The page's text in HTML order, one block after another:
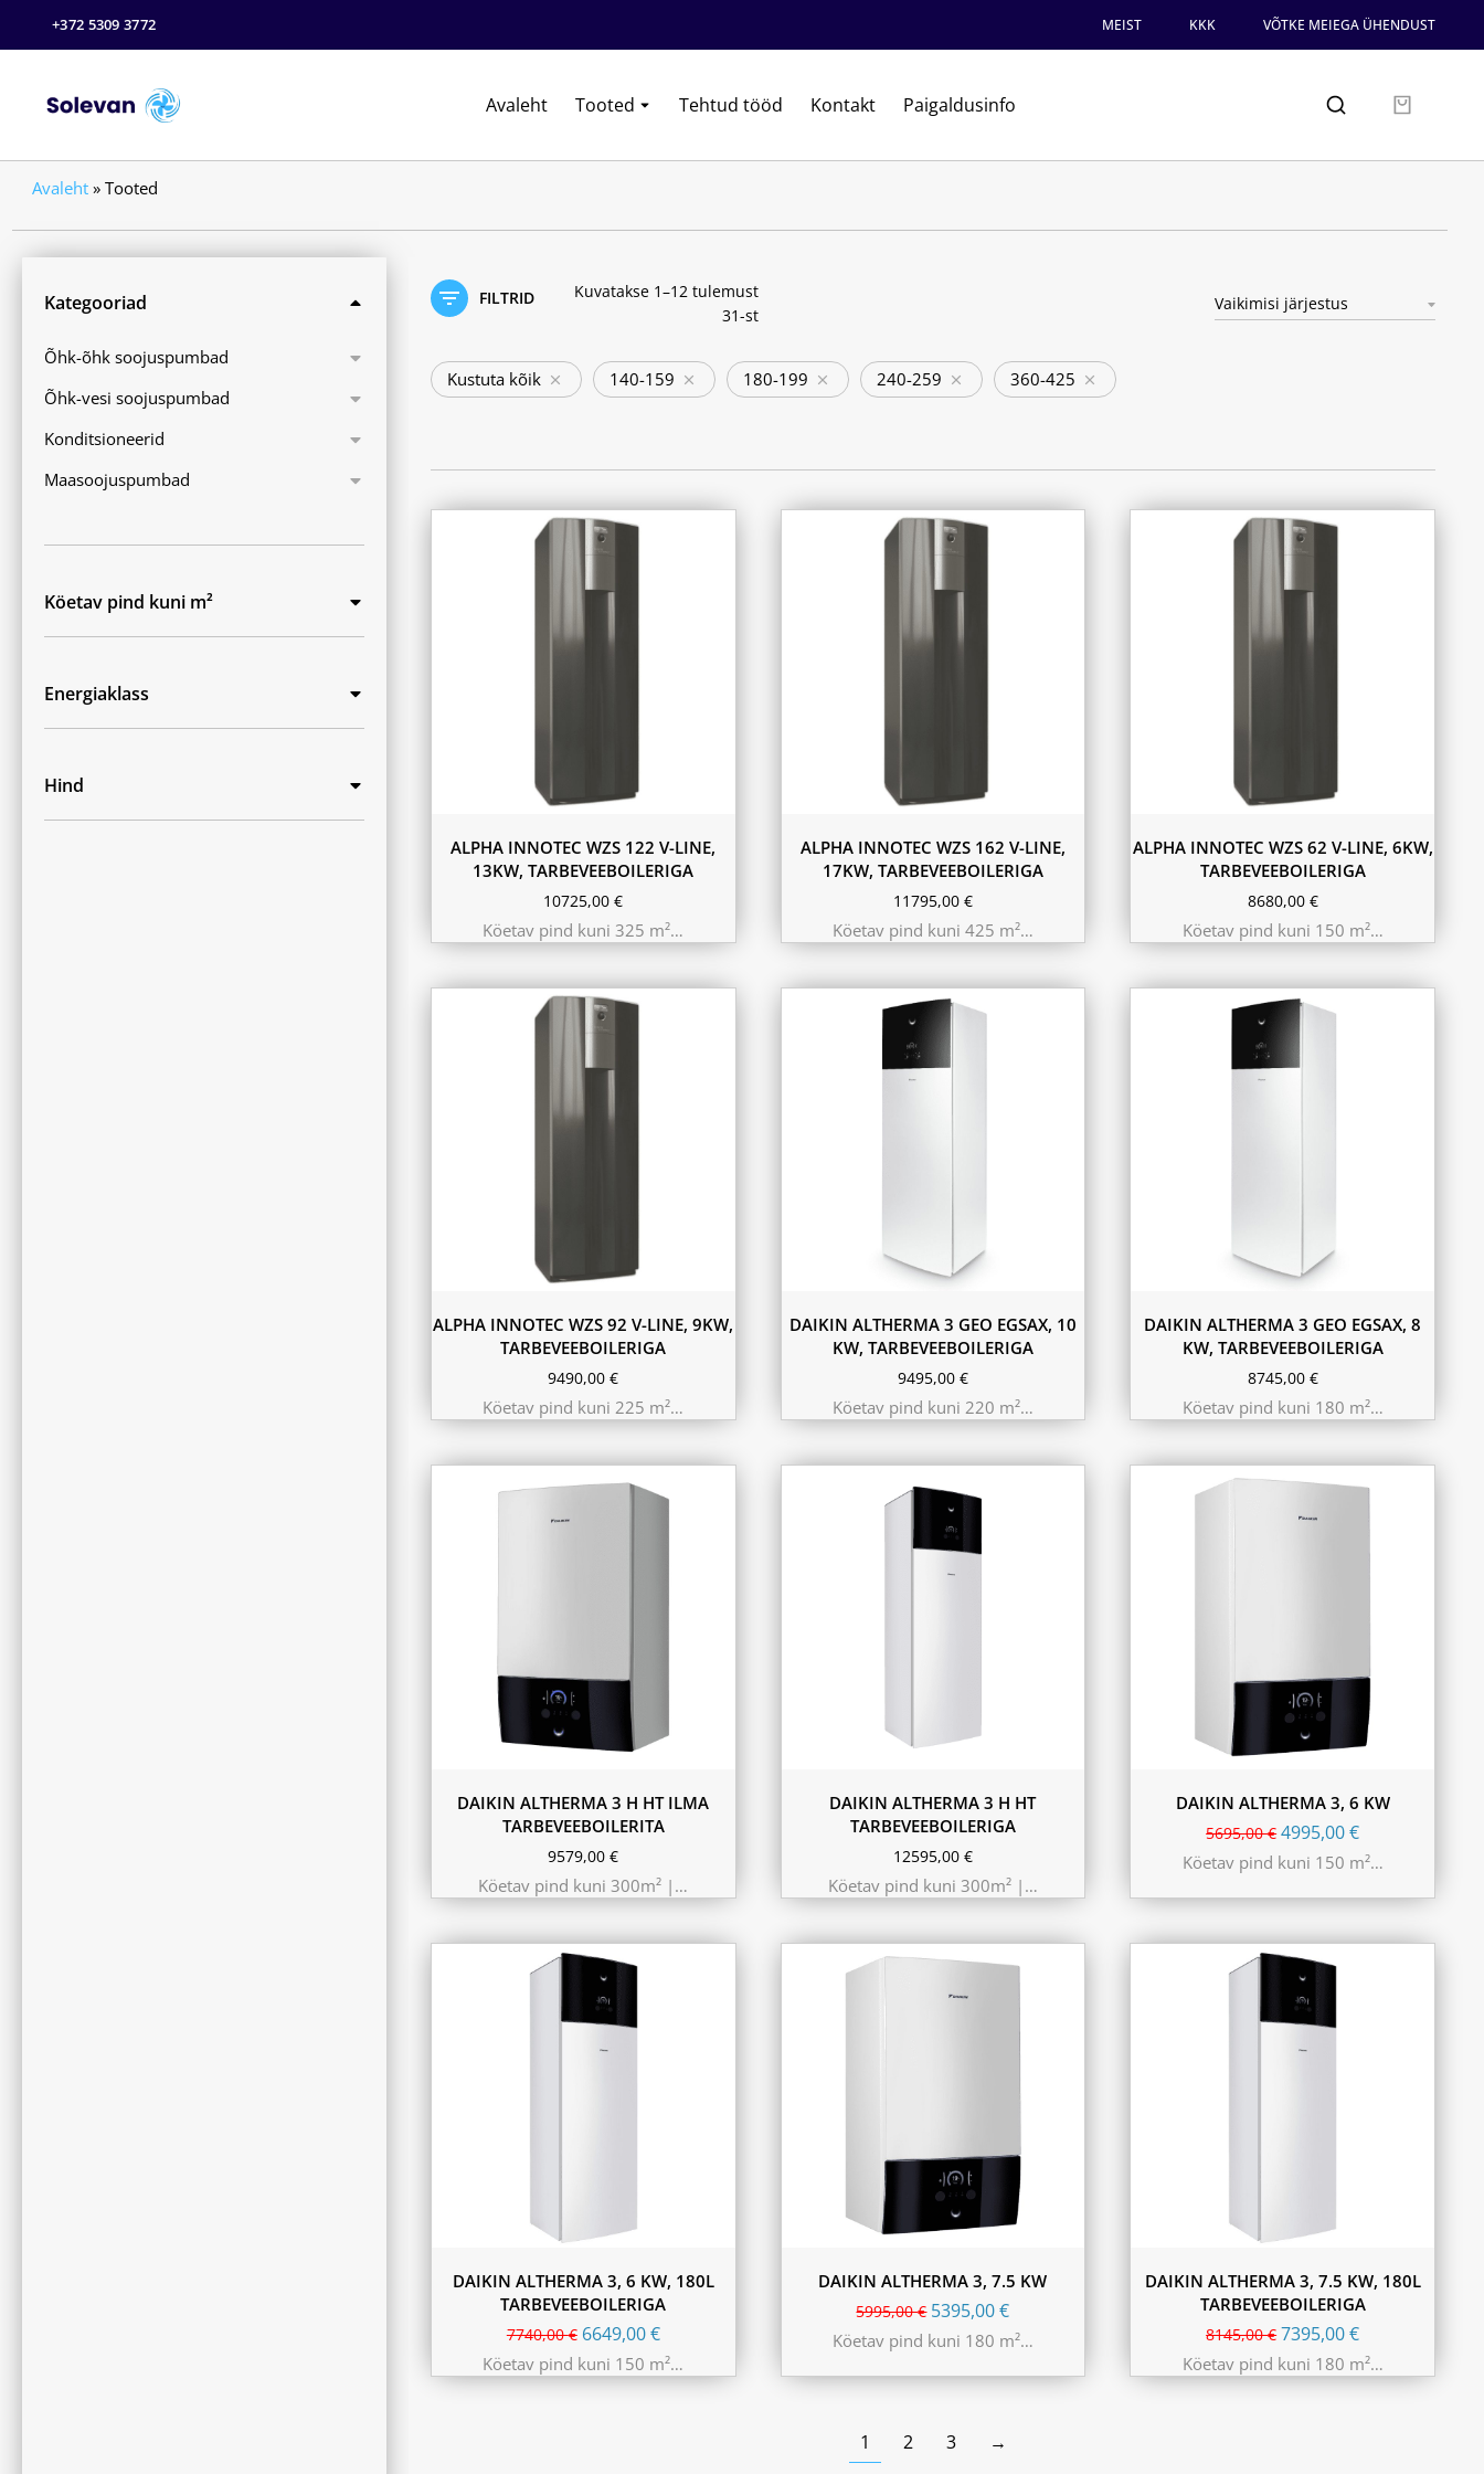
+372 5309 3772 MEIST KKK VÕTKE MEIEGA ÜHENDUST
Avaleht Tooted Tehtud tööd Kontakt Paigaldusinfo
Avaleht » Tooted
Kategooriad
Õhk-õhk soojuspumbad
Õhk-vesi soojuspumbad
Konditsioneerid
Maasoojuspumbad
Köetav pind kuni m²
Energiaklass
Hind
FILTRID
Kuvatakse 1–12 tulemust
31-st
Kustuta kõik 140-159 180-199 240-259 360-425
ALPHA INNOTEC WZS 122 V-LINE,
13KW, TARBEVEEBOILERIGA
10725,00€
Köetav pind kuni 325 m²…
ALPHA INNOTEC WZS 162 V-LINE,
17KW, TARBEVEEBOILERIGA
11795,00 €
Köetav pind kuni 425 m²…
ALPHA INNOTEC WZS 62 V-LINE, 6KW,
TARBEVEEBOILERIGA
8680,00 €
Köetav pind kuni 150 m²…
ALPHA INNOTEC WZS 92 V-LINE, 9KW,
TARBEVEEBOILERIGA
9490,00€
Köetav pind kuni 225 m²…
DAIKIN ALTHERMA 3 GEO EGSAX, 10
KW, TARBEVEEBOILERIGA
9495,00 €
Köetav pind kuni 220 m²…
DAIKIN ALTHERMA 3 GEO EGSAX, 8
KW, TARBEVEEBOILERIGA
8745,00 €
Köetav pind kuni 180 m²…
11.6 kW 300m²
10.44 kW 260m²
9.75 kW 220m²
DAIKIN ALTHERMA 3 H HT ILMA
TARBEVEEBOILERITA
9579,00€
Köetav pind kuni 300m² |…
DAIKIN ALTHERMA 3 H HT
TARBEVEEBOILERIGA
12595,00 €
Köetav pind kuni 300m² |…
DAIKIN ALTHERMA 3, 6 KW
5695,00€ 4995,00€
Köetav pind kuni 150 m²…
DAIKIN ALTHERMA 3, 6 KW, 180L
TARBEVEEBOILERIGA
7740,00€ 6649,00€
Köetav pind kuni 150 m²…
DAIKIN ALTHERMA 3, 7.5 KW
5995,00€ 5395,00€
Köetav pind kuni 180 m²…
DAIKIN ALTHERMA 3, 7.5 KW, 180L
TARBEVEEBOILERIGA
8145,00€ 7395,00€
Köetav pind kuni 180 m²…
1 2 3 →